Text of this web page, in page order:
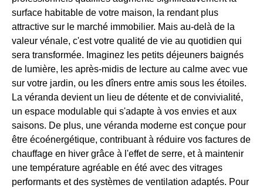
surface habitable de votre maison, la rendant plus
attractive sur le marché immobilier. Mais au-delà de la
valeur vénale, c'est votre qualité de vie au quotidien qui
sera transformée. Imaginez les petits déjeuners baignés
de lumière, les après-midis de lecture au calme avec vue
sur votre jardin, ou les dîners entre amis sous les étoiles.
La véranda devient un lieu de détente et de convivialité,
un espace modulable qui s'adapte à vos envies et aux
saisons. De plus, une véranda moderne est conçue pour
être écoénergétique, contribuant à réduire vos factures de
chauffage en hiver grâce à l'effet de serre, et à maintenir
une température agréable en été avec des vitrages
performants et des systèmes de ventilation adaptés. Pour